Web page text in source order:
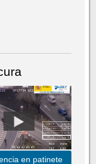
en patinete